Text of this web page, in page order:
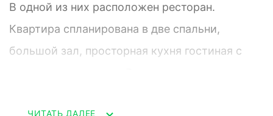
В одной из них расположен ресторан.
Квартира спланирована в две спальни,
большой зал, просторная кухня гостиная с
ЧИТАТЬ ДАЛЕЕ